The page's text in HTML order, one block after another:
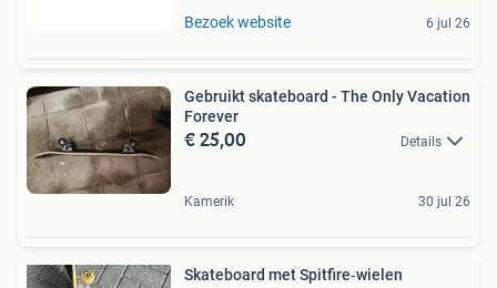
Bezoek website 6 jul 26
Gebruikt skateboard - The Only Vacation
Forever
€ 25,00 Details
Kamerik 30 jul 26
Skateboard met Spitfire‑wielen